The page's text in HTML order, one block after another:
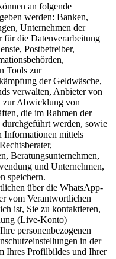
an folgende
werden: Banken,
Unternehmen der
für die Datenverarbeitung
Postbetreiber,
Tools zur
der Geldwäsche,
verwalten, Anbieter von
zur Abwicklung von
die im Rahmen der
durchgeführt werden, sowie
Informationen mittels
Beratungsunternehmen,
und Unternehmen,
speichern.
über die WhatsApp-
vom Verantwortlichen
ist, Sie zu kontaktieren,
(Live-Konto)
personenbezogenen
in der
Ihres Profilbildes und Ihrer